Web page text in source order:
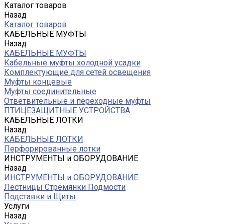
Каталог товаров
Назад
Каталог товаров
КАБЕЛЬНЫЕ МУФТЫ
Назад
КАБЕЛЬНЫЕ МУФТЫ
Кабельные муфты холодной усадки
Комплектующие для сетей освещения
Муфты концевые
Муфты соединительные
Ответвительные и переходные муфты
ПТИЦЕЗАЩИТНЫЕ УСТРОЙСТВА
КАБЕЛЬНЫЕ ЛОТКИ
Назад
КАБЕЛЬНЫЕ ЛОТКИ
Перфорированные лотки
ИНСТРУМЕНТЫ и ОБОРУДОВАНИЕ
Назад
ИНСТРУМЕНТЫ и ОБОРУДОВАНИЕ
Лестницы Стремянки Подмости
Подставки и Щиты
Услуги
Назад